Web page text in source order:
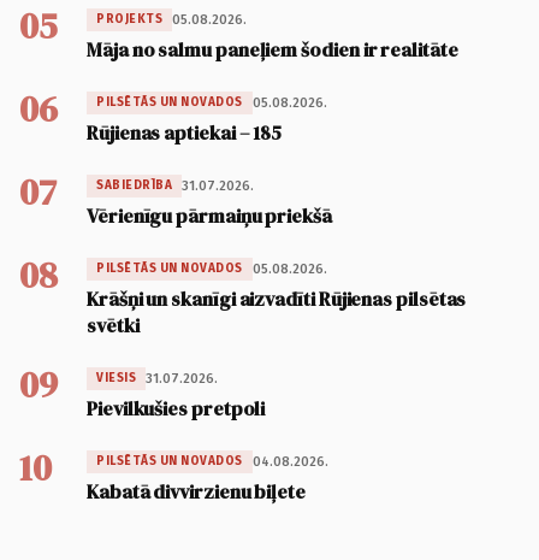
05 PROJEKTS 05.08.2026.
Māja no salmu paneļiem šodien ir realitāte
06 PILSĒTĀS UN NOVADOS 05.08.2026.
Rūjienas aptiekai – 185
07 SABIEDRĪBA 31.07.2026.
Vērienīgu pārmaiņu priekšā
08 PILSĒTĀS UN NOVADOS 05.08.2026.
Krāšņi un skanīgi aizvadīti Rūjienas pilsētas
svētki
09 VIESIS 31.07.2026.
Pievilkušies pretpoli
10 PILSĒTĀS UN NOVADOS 04.08.2026.
Kabatā divvirzienu biļete